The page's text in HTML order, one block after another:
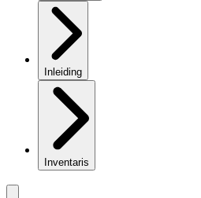
Inleiding
Inventaris